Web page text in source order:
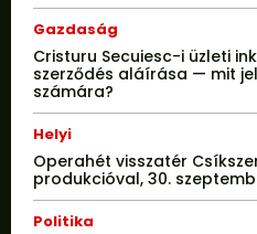
Gazdaság
Cristuru Secuiesc-i üzleti
szerződés aláírása — mit
számára?
Helyi
Operahét visszatér
produkcióval, 30.
Politika